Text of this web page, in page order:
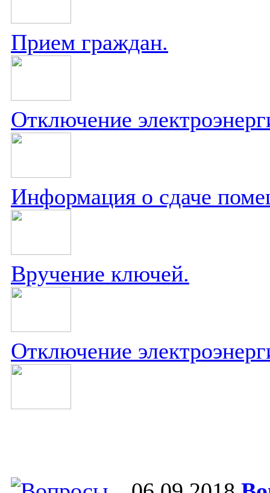
Прием граждан.
Отключение
Информация о сдаче
Вручение ключей.
Отключение